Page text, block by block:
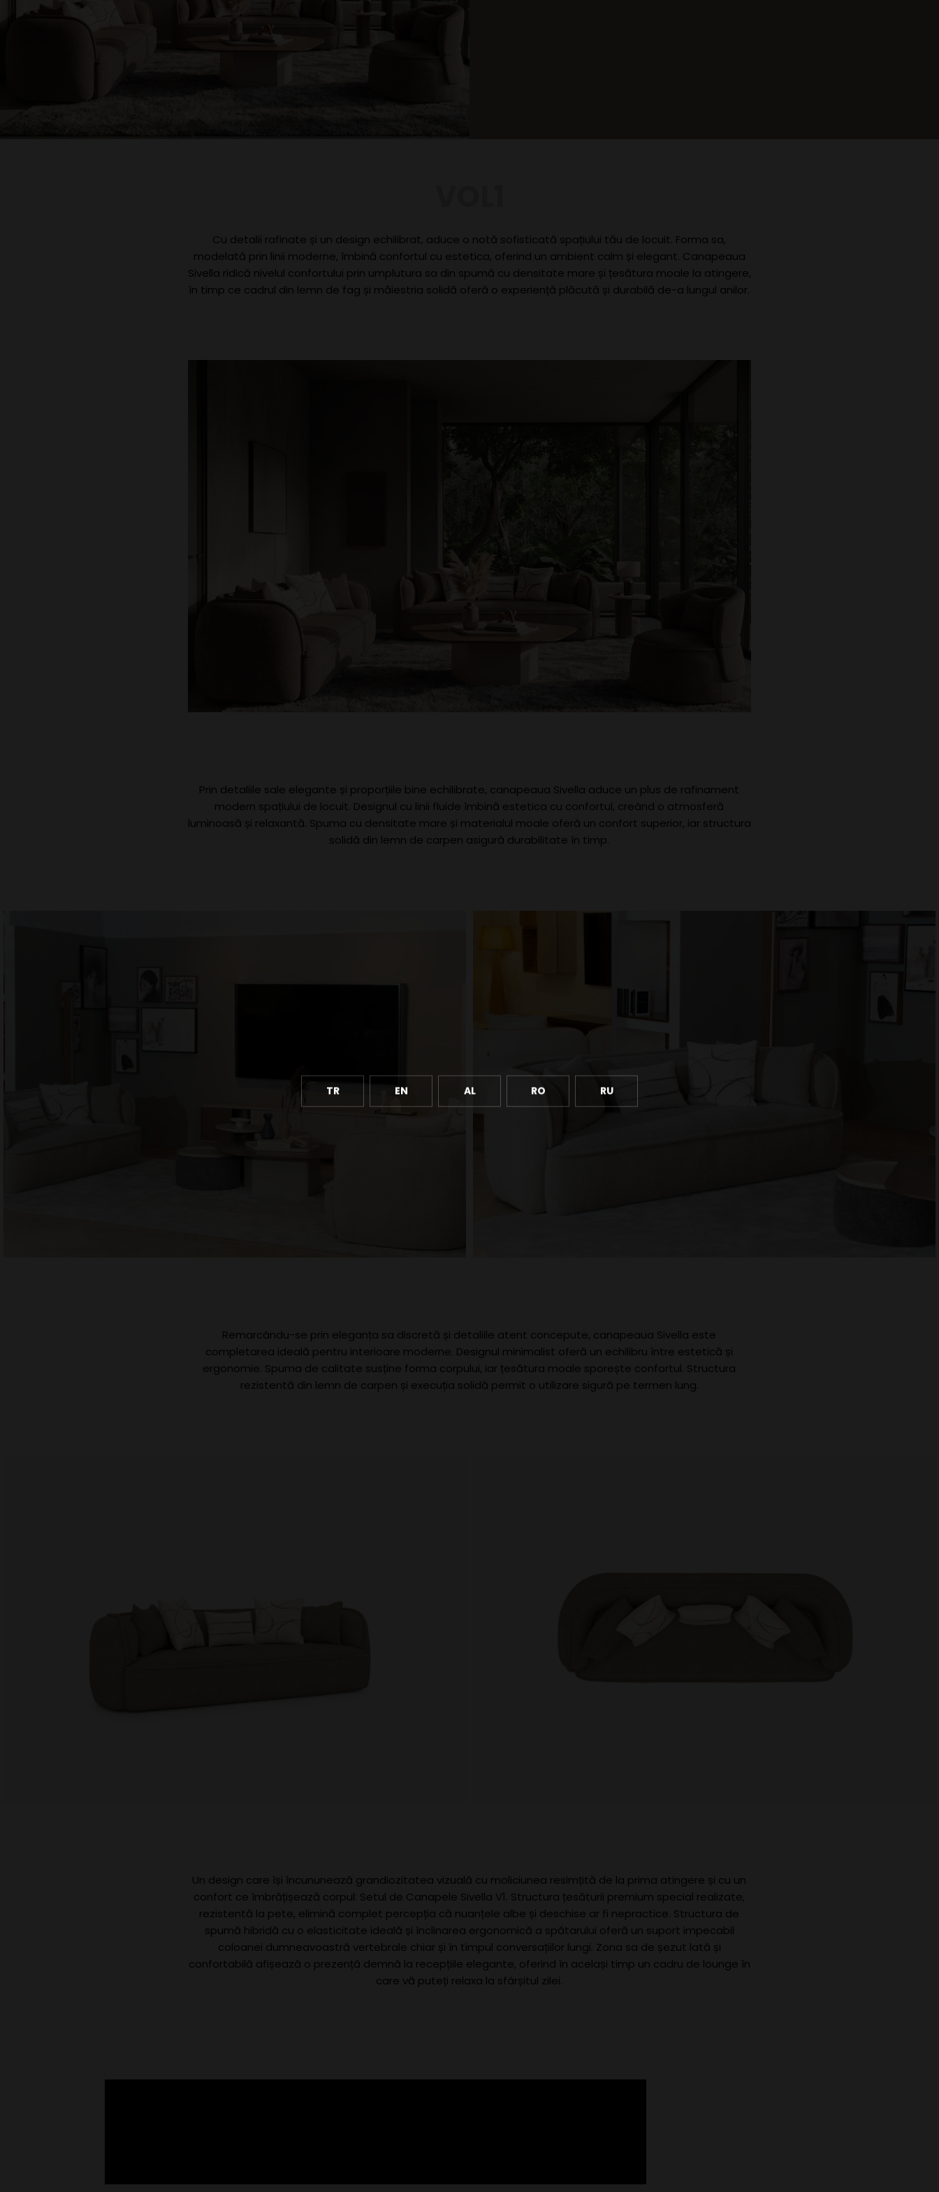
Cu detalii rafinate și un design echilibrat, aduce o notă sofisticată spațiului tău de locuit. Forma sa,
modelată prin linii moderne, îmbină confortul cu estetica, oferind un ambient calm și elegant. Canapeaua
Sivella ridică nivelul confortului prin umplutura sa din spumă cu densitate mare și țesătura moale la atingere,
în timp ce cadrul din lemn de fag și măiestria solidă oferă o experiență plăcută și durabilă de-a lungul anilor.
Prin detaliile sale elegante și proporțiile bine echilibrate, canapeaua Sivella aduce un plus de rafinament
modern spațiului de locuit. Designul cu linii fluide îmbină estetica cu confortul, creând o atmosferă
luminoasă și relaxantă. Spuma cu densitate mare și materialul moale oferă un confort superior, iar structura
solidă din lemn de carpen asigură durabilitate în timp.
Remarcându-se prin eleganța sa discretă și detaliile atent concepute, canapeaua Sivella este
completarea ideală pentru interioare moderne. Designul minimalist oferă un echilibru între estetică și
ergonomie. Spuma de calitate susține forma corpului, iar țesătura moale sporește confortul. Structura
rezistentă din lemn de carpen și execuția solidă permit o utilizare sigură pe termen lung.
Un design care își încununează grandiozitatea vizuală cu moliciunea resimțită de la prima atingere și cu un
confort ce îmbrățișează corpul: Setul de Canapele Sivella V1. Structura țesăturii premium special realizate,
rezistentă la pete, elimină complet percepția că nuanțele albe și deschise ar fi nepractice. Structura de
spumă hibridă cu o elasticitate ideală și înclinarea ergonomică a spătarului oferă un suport impecabil
coloanei dumneavoastră vertebrale chiar și în timpul conversațiilor lungi. Zona sa de șezut lată și
confortabilă afișează o prezență demnă la recepțiile elegante, oferind în același timp un cadru de lounge în
care vă puteți relaxa la sfârșitul zilei.
TR EN AL RO RU